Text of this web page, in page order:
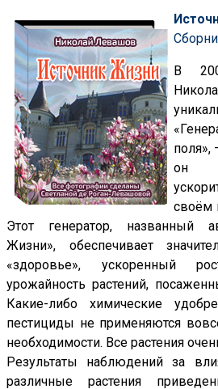
В
он
своём
Этот генератор, названный
Жизни», обеспечивает
«здоровье», ускоренный
урожайность растений,
Какие-либо химические
пестициды не применяются
необходимости. Все растения
Результаты наблюдений за
различные растения